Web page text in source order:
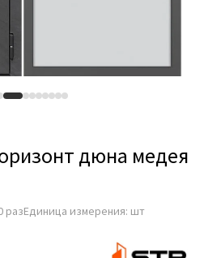
дюна медея
разЕдиница измерения: шт